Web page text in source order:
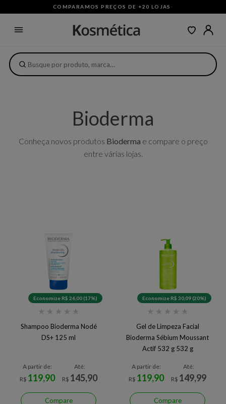
COMPARAMOS PREÇOS DE +20 LOJAS ·
Bioderma
Conheça novos produtos Bioderma e compare o preço
entre várias lojas.
Economize R$ 26,00 (17%)
★ ★ ★ ★ ★
Shampoo Bioderma Nodé
DS+ 125 ml
A partir de:
R$ 119,90
Até:
R$ 145,90
Compare
Economize R$ 30,09 (20%)
★ ★ ★ ★ ★
Gel de Limpeza Facial
Bioderma Sébium Moussant
Actif 532 g 532 g
A partir de:
R$ 119,90
Até:
R$ 149,99
Compare